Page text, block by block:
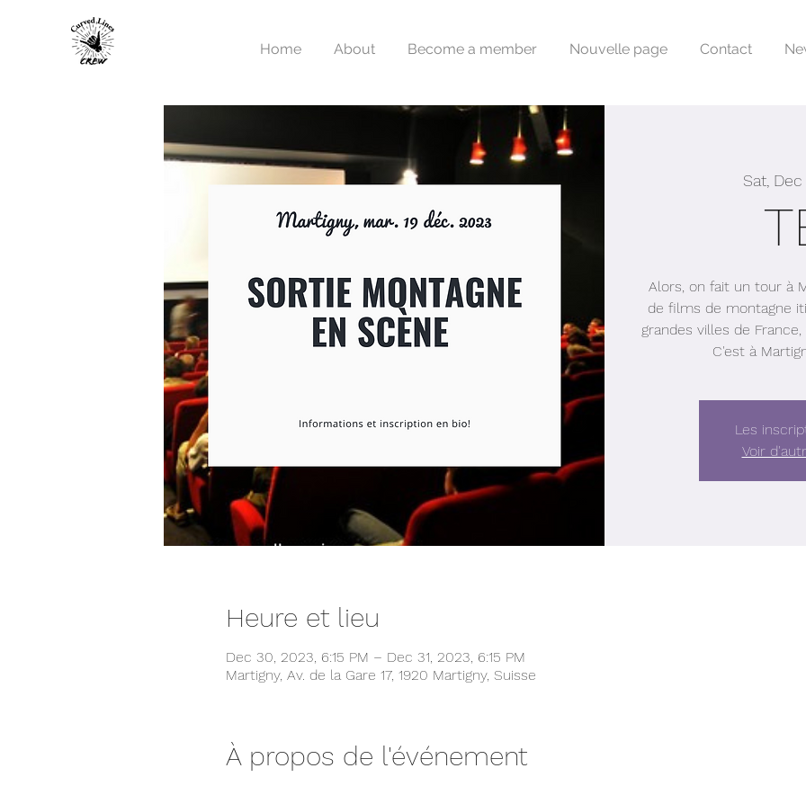
Home About Become a member Nouvelle page Contact
Sat,
Alors, on fait un tour à
de films de montagne
grandes villes de
C'est à
Les
Voir
Heure et lieu
Dec 30, 2023, 6:15 PM – Dec 31, 2023, 6:15 PM
Martigny, Av. de la Gare 17, 1920 Martigny, Suisse
À propos de l'événement